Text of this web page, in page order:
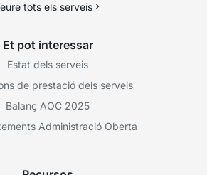
tots els serveis
Et pot interessar
Estat dels serveis
de prestació dels serveis
Balanç AOC 2025
Administració Oberta